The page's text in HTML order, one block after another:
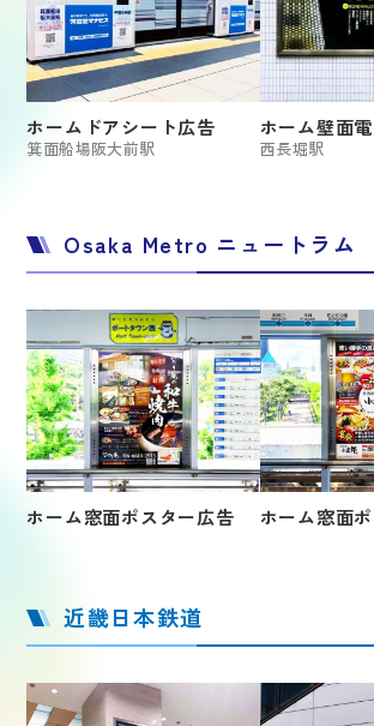
ホームドアシート広告
箕面船場阪大前駅
ホーム壁面
西長堀駅
Osaka Metro ニュートラム
ホーム窓面ポスター広告 ホーム窓面
近畿日本鉄道